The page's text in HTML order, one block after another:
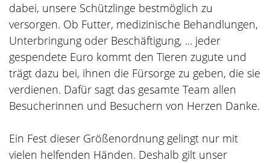
dabei, unsere Schützlinge bestmöglich zu
versorgen. Ob Futter, medizinische Behandlungen,
Unterbringung oder Beschäftigung, ... jeder
gespendete Euro kommt den Tieren zugute und
trägt dazu bei, ihnen die Fürsorge zu geben, die sie
verdienen. Dafür sagt das gesamte Team allen
Besucherinnen und Besuchern von Herzen Danke.
Ein Fest dieser Größenordnung gelingt nur mit
vielen helfenden Händen. Deshalb gilt unser